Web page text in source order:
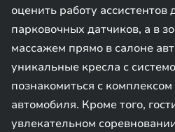
оценить работу
парковочных датчиков, а в
массажем прямо в салоне
уникальные кресла с
познакомиться с
автомобиля. Кроме того,
увлекательном